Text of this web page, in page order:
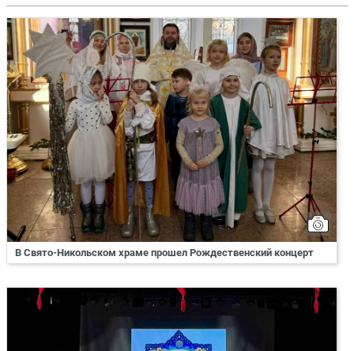
В Свято-Никольском храме прошел Рождественский концерт